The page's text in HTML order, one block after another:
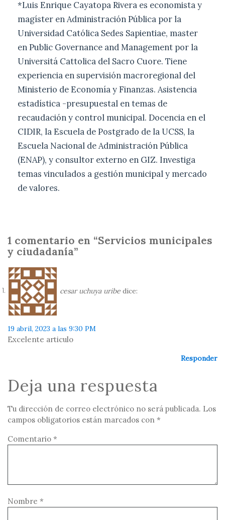
*Luis Enrique Cayatopa Rivera es economista y
magíster en Administración Pública por la
Universidad Católica Sedes Sapientiae, master
en Public Governance and Management por la
Universitá Cattolica del Sacro Cuore. Tiene
experiencia en supervisión macroregional del
Ministerio de Economía y Finanzas. Asistencia
estadística -presupuestal en temas de
recaudación y control municipal. Docencia en el
CIDIR, la Escuela de Postgrado de la UCSS, la
Escuela Nacional de Administración Pública
(ENAP), y consultor externo en GIZ. Investiga
temas vinculados a gestión municipal y mercado
de valores.
1 comentario en “Servicios municipales
y ciudadanía”
cesar uchuya uribe dice:
19 abril, 2023 a las 9:30 PM
Excelente articulo
Responder
Deja una respuesta
Tu dirección de correo electrónico no será publicada. Los
campos obligatorios están marcados con *
Comentario *
Nombre *